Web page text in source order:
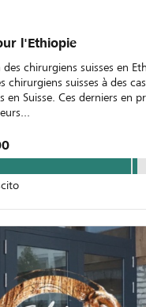
l'Ethiopie
des chirurgiens suisses en
chirurgiens suisses à des
en Suisse. Ces derniers en